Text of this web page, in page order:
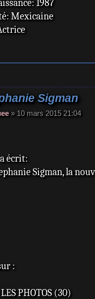
1987
Mexicaine
Sigman
» 10 mars 2015 21:04
écrit:
Sigman, la
:
PHOTOS (30)